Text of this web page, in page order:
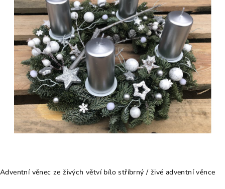
Adventní věnec ze živých větví bílo stříbrný / živé adventní věnce